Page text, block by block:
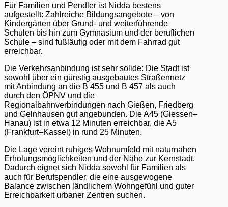
Für Familien und Pendler ist Nidda bestens
aufgestellt: Zahlreiche Bildungsangebote – von
Kindergärten über Grund- und weiterführende
Schulen bis hin zum Gymnasium und der beruflichen
Schule – sind fußläufig oder mit dem Fahrrad gut
erreichbar.
Die Verkehrsanbindung ist sehr solide: Die Stadt ist
sowohl über ein günstig ausgebautes Straßennetz
mit Anbindung an die B 455 und B 457 als auch
durch den ÖPNV und die
Regionalbahnverbindungen nach Gießen, Friedberg
und Gelnhausen gut angebunden. Die A45 (Giessen–
Hanau) ist in etwa 12 Minuten erreichbar, die A5
(Frankfurt–Kassel) in rund 25 Minuten.
Die Lage vereint ruhiges Wohnumfeld mit naturnahen
Erholungsmöglichkeiten und der Nähe zur Kernstadt.
Dadurch eignet sich Nidda sowohl für Familien als
auch für Berufspendler, die eine ausgewogene
Balance zwischen ländlichem Wohngefühl und guter
Erreichbarkeit urbaner Zentren suchen.